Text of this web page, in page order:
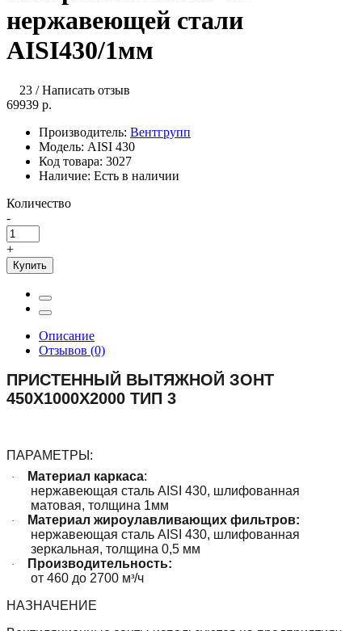
нержавеющей стали
AISI430/1мм
23 /Написать отзыв
69939 р.
Производитель: Вентгрупп
Модель: AISI 430
Код товара: 3027
Наличие: Есть в наличии
Количество
-
+
Купить
Описание
Отзывов (0)
ПРИСТЕННЫЙ ВЫТЯЖНОЙ ЗОНТ
450X1000X2000 ТИП 3
ПАРАМЕТРЫ:
· Материал каркаса:
нержавеющая сталь AISI 430, шлифованная
матовая, толщина 1мм
·
Материал жироулавливающих фильтров:
нержавеющая сталь AISI 430, шлифованная
зеркальная, толщина 0,5 мм
·
Производительность:
от 460 до 2700 м³/ч
НАЗНАЧЕНИЕ